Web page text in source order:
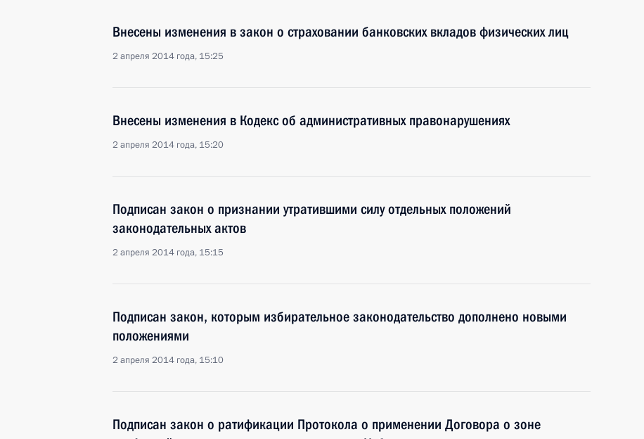
Внесены изменения в закон о страховании банковских вкладов физических лиц
2 апреля 2014 года, 15:25
Внесены изменения в Кодекс об административных правонарушениях
2 апреля 2014 года, 15:20
Подписан закон о признании утратившими силу отдельных положений
законодательных актов
2 апреля 2014 года, 15:15
Подписан закон, которым избирательное законодательство дополнено новыми
положениями
2 апреля 2014 года, 15:10
Подписан закон о ратификации Протокола о применении Договора о зоне